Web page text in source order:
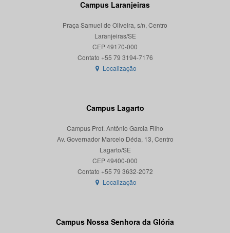
Campus Laranjeiras
Praça Samuel de Oliveira, s/n, Centro
Laranjeiras/SE
CEP 49170-000
Localização
Campus Lagarto
Campus Prof. Antônio Garcia Filho
Av. Governador Marcelo Déda, 13, Centro
Lagarto/SE
CEP 49400-000
Localização
Campus Nossa Senhora da Glória